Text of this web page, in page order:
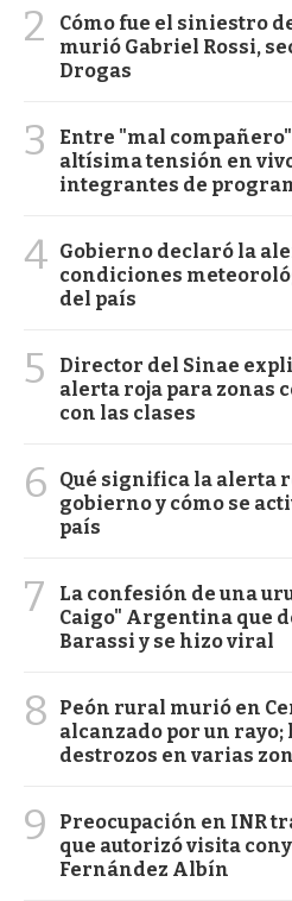
2
Cómo fue el siniestro
murió Gabriel Rossi,
Drogas
3
Entre "mal
altísima tensión en
integrantes de
4 Gobierno declaró la
condiciones
del país
5
Director del Sinae
alerta roja para zonas
con las clases
6
Qué significa la alerta
gobierno y cómo se
país
7
La confesión de una
Caigo" Argentina que
Barassi y se hizo viral
8
Peón rural murió en
alcanzado por un rayo;
destrozos en varias
9
Preocupación en INR
que autorizó visita
Fernández Albín